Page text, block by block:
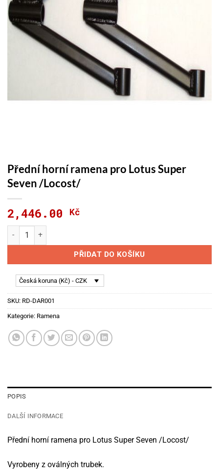
Přední horní ramena pro Lotus Super
Seven /Locost/
2,446.00 Kč
Přední horní ramena pro Lotus Super Seven /Locost/ množství
PŘIDAT DO KOŠÍKU
Česká koruna (Kč) - CZK
SKU: RD-DAR001
Kategorie: Ramena
POPIS
DALŠÍ INFORMACE
Přední horní ramena pro Lotus Super Seven /Locost/
Vyrobeny z oválných trubek.